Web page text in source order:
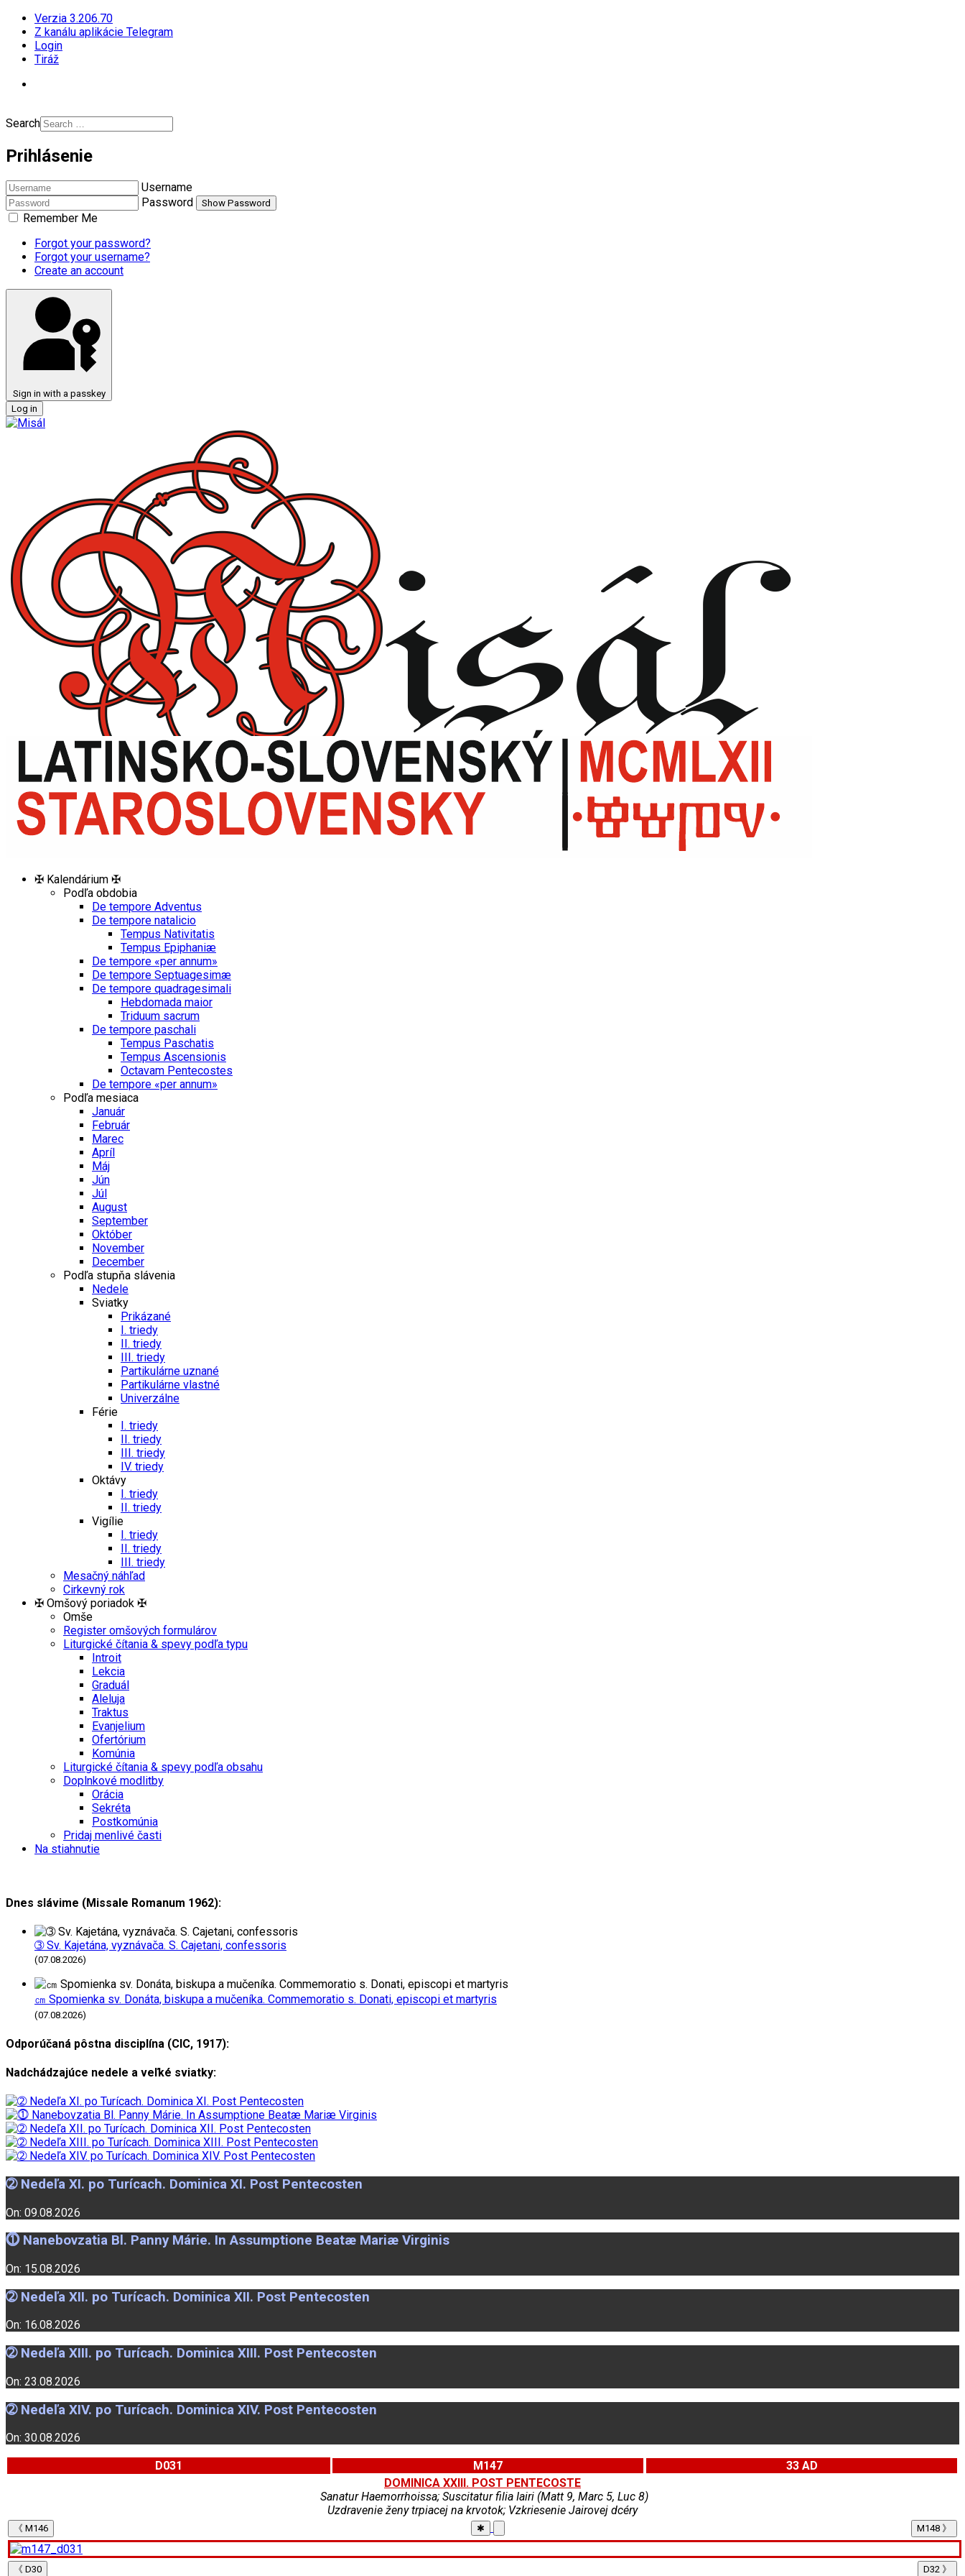
Verzia 3.206.70
Z kanálu aplikácie Telegram
Login
Tiráž
Search
Prihlásenie
Username
Password
Show Password
Remember Me
Forgot your password?
Forgot your username?
Create an account
Sign in with a passkey
Log in
✠ Kalendárium ✠
Podľa obdobia
De tempore Adventus
De tempore natalicio
Tempus Nativitatis
Tempus Epiphaniæ
De tempore «per annum»
De tempore Septuagesimæ
De tempore quadragesimali
Hebdomada maior
Triduum sacrum
De tempore paschali
Tempus Paschatis
Tempus Ascensionis
Octavam Pentecostes
De tempore «per annum»
Podľa mesiaca
Január
Február
Marec
Apríl
Máj
Jún
Júl
August
September
Október
November
December
Podľa stupňa slávenia
Nedele
Sviatky
Prikázané
I. triedy
II. triedy
III. triedy
Partikulárne uznané
Partikulárne vlastné
Univerzálne
Férie
I. triedy
II. triedy
III. triedy
IV. triedy
Oktávy
I. triedy
II. triedy
Vigílie
I. triedy
II. triedy
III. triedy
Mesačný náhľad
Cirkevný rok
✠ Omšový poriadok ✠
Omše
Register omšových formulárov
Liturgické čítania & spevy podľa typu
Introit
Lekcia
Graduál
Aleluja
Traktus
Evanjelium
Ofertórium
Komúnia
Liturgické čítania & spevy podľa obsahu
Doplnkové modlitby
Orácia
Sekréta
Postkomúnia
Pridaj menlivé časti
Na stiahnutie
Dnes slávime (Missale Romanum 1962):
➂ Sv. Kajetána, vyznávača. S. Cajetani, confessoris
(07.08.2026)
㎝ Spomienka sv. Donáta, biskupa a mučeníka. Commemoratio s. Donati, episcopi et martyris
(07.08.2026)
Odporúčaná pôstna disciplína (CIC, 1917):
Nadchádzajúce nedele a veľké sviatky:
➁ Nedeľa XI. po Turícach. Dominica XI. Post Pentecosten
On: 09.08.2026
⓵ Nanebovzatia Bl. Panny Márie. In Assumptione Beatæ Mariæ Virginis
On: 15.08.2026
➁ Nedeľa XII. po Turícach. Dominica XII. Post Pentecosten
On: 16.08.2026
➁ Nedeľa XIII. po Turícach. Dominica XIII. Post Pentecosten
On: 23.08.2026
➁ Nedeľa XIV. po Turícach. Dominica XIV. Post Pentecosten
On: 30.08.2026
D031 M147
33 AD
DOMINICA XXIII. POST PENTECOSTE
Sanatur Haemorrhoissa; Suscitatur filia Iairi (Matt 9, Marc 5, Luc 8)
Uzdravenie ženy trpiacej na krvotok; Vzkriesenie Jairovej dcéry
《 M146 ✱ M148 》
《 D30 D32 》